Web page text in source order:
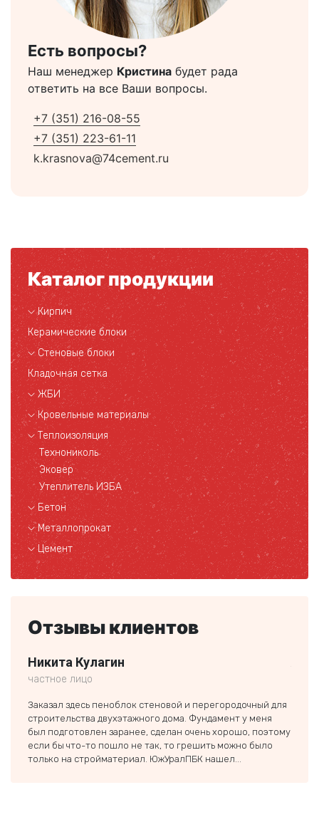
Есть вопросы?
Наш менеджер Кристина будет рада
ответить на все Ваши вопросы.
+7 (351) 216-08-55
+7 (351) 223-61-11
k.krasnova@74cement.ru
Каталог продукции
Кирпич
Керамические блоки
Стеновые блоки
Кладочная сетка
ЖБИ
Кровельные материалы
Теплоизоляция
Технониколь
Эковер
Утеплитель ИЗБА
Бетон
Металлопрокат
Цемент
Отзывы клиентов
Никита Кулагин
частное лицо
Заказал здесь пеноблок стеновой и перегородочный для
строительства двухэтажного дома. Фундамент у меня
был подготовлен заранее, сделан очень хорошо, поэтому
если бы что-то пошло не так, то грешить можно было
только на стройматериал. ЮжУралПБК нашел...